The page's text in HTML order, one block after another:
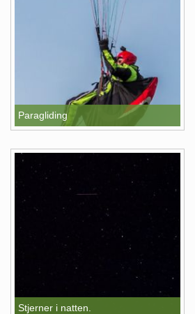
Paragliding
Stjerner i natten.